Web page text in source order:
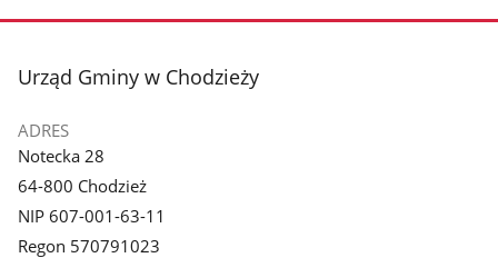
stopka
Urząd Gminy w Chodzieży
ADRES
Notecka 28
64-800 Chodzież
NIP 607-001-63-11
Regon 570791023